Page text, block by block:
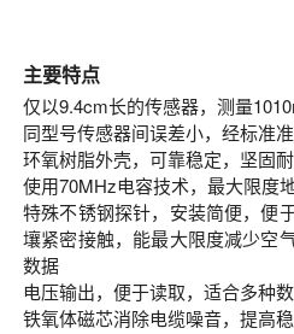
主要特点
仅以9.4cm长的传感器，测量
同型号传感器间误差小，经标准
环氧树脂外壳，可靠稳定，坚固
使用70MHz电容技术，最大限度
特殊不锈钢探针，安装简便，便
壤紧密接触，能最大限度减少空
数据
电压输出，便于读取，适合多种
铁氧体磁芯消除电缆噪音，提高